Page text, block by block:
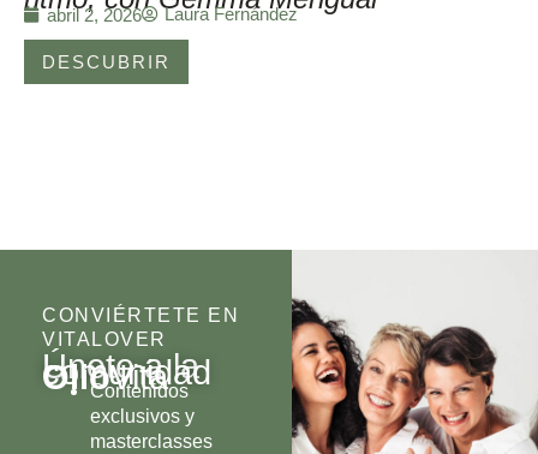
abril 2, 2026 Laura Fernández
DESCUBRIR
CONVIÉRTETE EN
VITALOVER
Únete a la
comunidad
OlioVita
Contenidos
exclusivos y
masterclasses